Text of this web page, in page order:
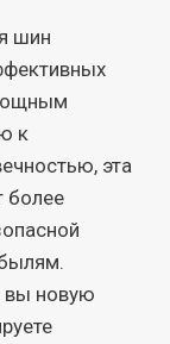
шин
к
эта
более
вы новую